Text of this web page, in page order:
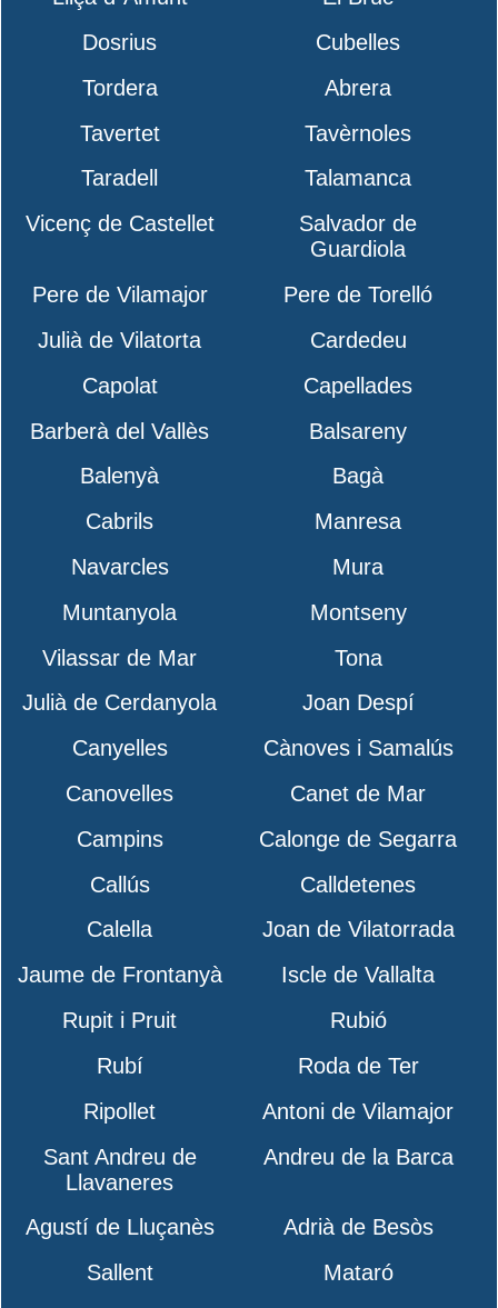
Dosrius
Cubelles
Tordera
Abrera
Tavertet
Tavèrnoles
Taradell
Talamanca
Vicenç de Castellet
Salvador de
Guardiola
Pere de Vilamajor
Pere de Torelló
Julià de Vilatorta
Cardedeu
Capolat
Capellades
Barberà del Vallès
Balsareny
Balenyà
Bagà
Cabrils
Manresa
Navarcles
Mura
Muntanyola
Montseny
Vilassar de Mar
Tona
Julià de Cerdanyola
Joan Despí
Canyelles
Cànoves i Samalús
Canovelles
Canet de Mar
Campins
Calonge de Segarra
Callús
Calldetenes
Calella
Joan de Vilatorrada
Jaume de Frontanyà
Iscle de Vallalta
Rupit i Pruit
Rubió
Rubí
Roda de Ter
Ripollet
Antoni de Vilamajor
Sant Andreu de
Llavaneres
Andreu de la Barca
Agustí de Lluçanès
Adrià de Besòs
Sallent
Mataró